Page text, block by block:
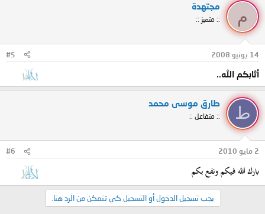
م
مجتهدة
:: متميز ::
14 يونيو 2008 #5
أثابكم الله..
ط
طارق موسى محمد
:: متفاعل ::
2 مايو 2010 #6
بارك الله فيكم ونفع بكم
يجب تسجيل الدخول أو التسجيل كي تتمكن من الرد هنا.